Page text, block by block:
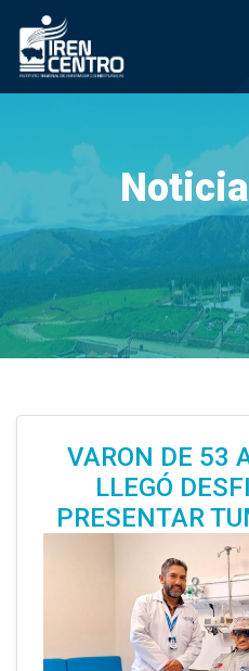
Prueba
VARON DE 53
LLEGÓ
PRESENTAR